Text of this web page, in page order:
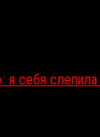
себя слепила